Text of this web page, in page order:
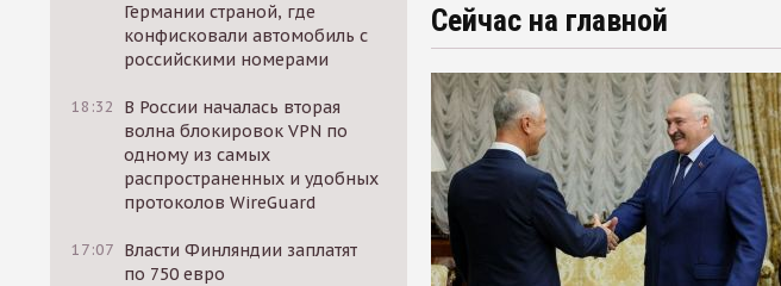
Германии страной, где
конфисковали автомобиль с
российскими номерами
18:32
В России началась вторая
волна блокировок VPN по
одному из самых
распространенных и удобных
протоколов WireGuard
17:07 Власти Финляндии заплатят
по 750 евро
Сейчас на главной